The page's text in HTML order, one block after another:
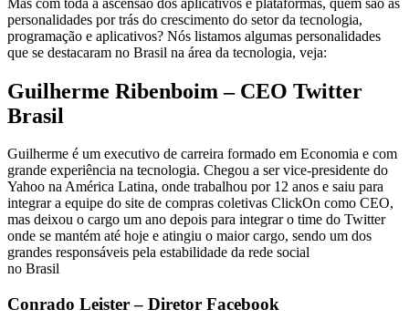
personalidades por trás do crescimento do setor da tecnologia,
programação e aplicativos? Nós listamos algumas personalidades
que se destacaram no Brasil na área da tecnologia, veja:
Guilherme Ribenboim – CEO Twitter
Brasil
Guilherme é um executivo de carreira formado em Economia e com
grande experiência na tecnologia. Chegou a ser vice-presidente do
Yahoo na América Latina, onde trabalhou por 12 anos e saiu para
integrar a equipe do site de compras coletivas ClickOn como CEO,
mas deixou o cargo um ano depois para integrar o time do Twitter
onde se mantém até hoje e atingiu o maior cargo, sendo um dos
grandes responsáveis pela estabilidade da rede social
no Brasil
Conrado Leister – Diretor Facebook